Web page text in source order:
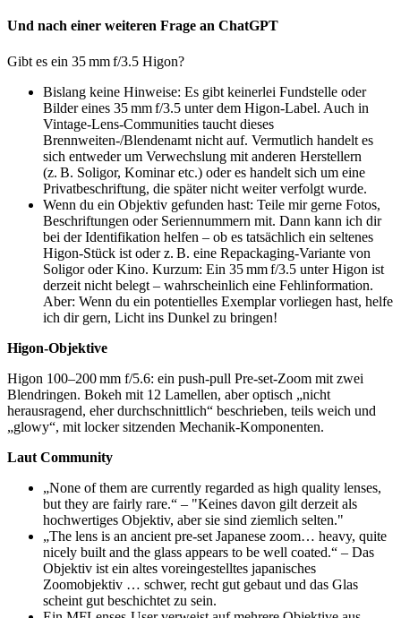
Und nach einer weiteren Frage an ChatGPT
Gibt es ein 35 mm f/3.5 Higon?
Bislang keine Hinweise: Es gibt keinerlei Fundstelle oder
Bilder eines 35 mm f/3.5 unter dem Higon‑Label. Auch in
Vintage‑Lens‑Communities taucht dieses
Brennweiten‑/Blendenamt nicht auf. Vermutlich handelt es
sich entweder um Verwechslung mit anderen Herstellern
(z. B. Soligor, Kominar etc.) oder es handelt sich um eine
Privatbeschriftung, die später nicht weiter verfolgt wurde.
Wenn du ein Objektiv gefunden hast: Teile mir gerne Fotos,
Beschriftungen oder Seriennummern mit. Dann kann ich dir
bei der Identifikation helfen – ob es tatsächlich ein seltenes
Higon‑Stück ist oder z. B. eine Repackaging‑Variante von
Soligor oder Kino. Kurzum: Ein 35 mm f/3.5 unter Higon ist
derzeit nicht belegt – wahrscheinlich eine Fehlinformation.
Aber: Wenn du ein potentielles Exemplar vorliegen hast, helfe
ich dir gern, Licht ins Dunkel zu bringen!
Higon-Objektive
Higon 100–200 mm f/5.6: ein push-pull Pre-set-Zoom mit zwei
Blendringen. Bokeh mit 12 Lamellen, aber optisch „nicht
herausragend, eher durchschnittlich“ beschrieben, teils weich und
„glowy“, mit locker sitzenden Mechanik-Komponenten.
Laut Community
„None of them are currently regarded as high quality lenses,
but they are fairly rare.“ – "Keines davon gilt derzeit als
hochwertiges Objektiv, aber sie sind ziemlich selten."
„The lens is an ancient pre-set Japanese zoom… heavy, quite
nicely built and the glass appears to be well coated.“ – Das
Objektiv ist ein altes voreingestelltes japanisches
Zoomobjektiv … schwer, recht gut gebaut und das Glas
scheint gut beschichtet zu sein.